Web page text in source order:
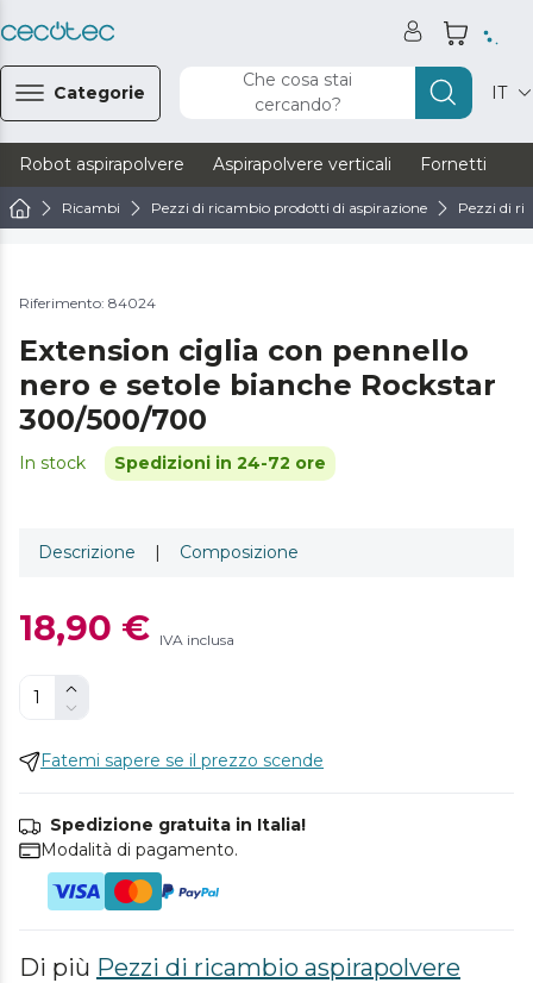
Categorie
Che cosa stai
cercando?
IT
Robot aspirapolvere Aspirapolvere verticali Fornetti
Ricambi Pezzi di ricambio prodotti di aspirazione Pezzi di
Riferimento: 84024
Extension ciglia con pennello
nero e setole bianche Rockstar
300/500/700
In stock Spedizioni in 24-72 ore
Descrizione | Composizione
18,90 € IVA inclusa
Fatemi sapere se il prezzo scende
Spedizione gratuita in Italia!
Modalità di pagamento.
Di più Pezzi di ricambio aspirapolvere